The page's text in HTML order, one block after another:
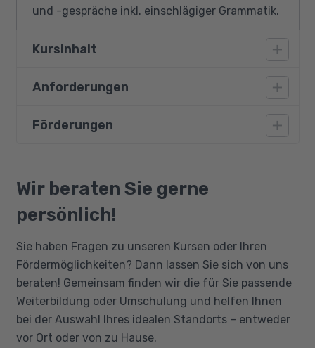
und -gespräche inkl. einschlägiger Grammatik.
Kursinhalt
Vermittlung von Fortgeschrittenenwissen
Wortschatz-Aufbau
Berufssprachgebrauch
Präzisierung der Aussprache
Ausbau der Hör- und
Leseverständniskompetenz
Anforderungen
Teilnahmevoraussetzungen sind ein
grundlegende Kenntnisse der deutschen
Sprache sowie idealerweise eine
Berufsausbildung / ein Studium oder
Genaue Regelungen erfolgen in Abstimmung
mit dem Jobcenter / der Arbeitsagentur oder
der optierenden Kommune.
Förderungen
Qualifizierungschancengesetz
Berufliche Rehabilitation
Wir beraten Sie gerne
persönlich!
Sie haben Fragen zu unseren Kursen oder Ihren
Fördermöglichkeiten? Dann lassen Sie sich von uns
beraten! Gemeinsam finden wir die für Sie passende
Weiterbildung oder Umschulung und helfen Ihnen
bei der Auswahl Ihres idealen Standorts – entweder
vor Ort oder von zu Hause.